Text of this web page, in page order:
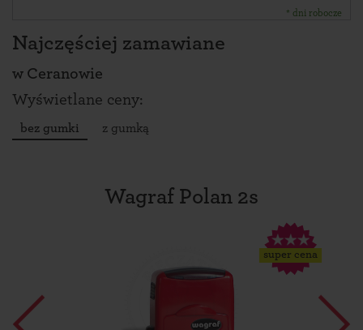
* dni robocze
Najczęściej zamawiane
w Ceranowie
Wyświetlane ceny:
bez gumki z gumką
Wagraf Polan 2s
super cena